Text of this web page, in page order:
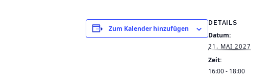
Zum Kalender hinzufügen
DETAILS
Datum:
21. MAI 2027
Zeit:
16:00 - 18:00